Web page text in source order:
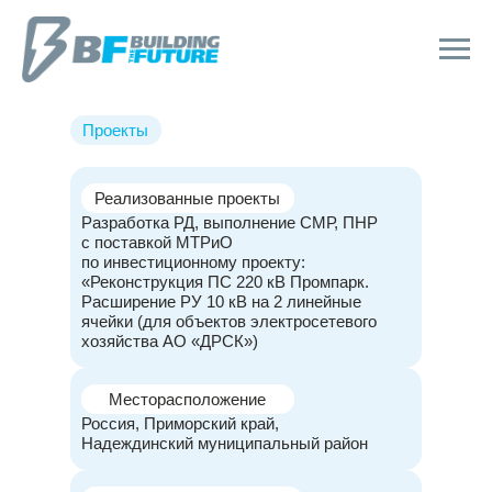
Реализованные проекты
Разработка РД, выполнение СМР, ПНР
с поставкой МТРиО
по инвестиционному проекту:
«Реконструкция ПС 220 кВ Промпарк.
Расширение РУ 10 кВ на 2 линейные
ячейки (для объектов электросетевого
хозяйства АО «ДРСК»)
Месторасположение
Россия, Приморский край,
Надеждинский муниципальный район
Проекты